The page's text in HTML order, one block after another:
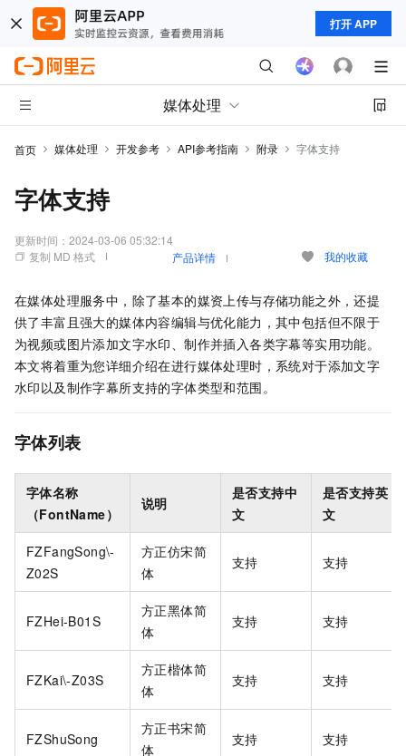
打开 APP
媒体处理
首页 媒体处理 开发参考 API参考指南 附录 字体支持
字体支持
更新时间： 2024-03-06 05:32:14
复制 MD 格式
产品详情 我的收藏
在媒体处理服务中，除了基本的媒资上传与存储功能之外，还提
供了丰富且强大的媒体内容编辑与优化能力，其中包括但不限于
为视频或图片添加文字水印、制作并插入各类字幕等实用功能。
本文将着重为您详细介绍在进行媒体处理时，系统对于添加文字
水印以及制作字幕所支持的字体类型和范围。
字体列表
字体名称
（FontName）
说明
是否支持中
文
是否支持英
文
FZFangSong\-
Z02S
方正仿宋简
体
支持 支持
FZHei-B01S
方正黑体简
体
支持 支持
FZKai\-Z03S
方正楷体简
体
支持 支持
FZShuSong
方正书宋简
体
支持 支持